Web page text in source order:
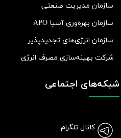
سازمان مدیریت صنعتی
سازمان بهره‌وری آسیا APO
سازمان انرژی‌های تجدیدپذیر
شرکت بهينه‌سازی مصرف انرژی
شبکه‌های اجتماعی
کانال تلگرام